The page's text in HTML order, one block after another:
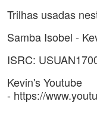
Trilhas usadas
Samba Isobel -
ISRC:
Kevin's Youtube
- https://